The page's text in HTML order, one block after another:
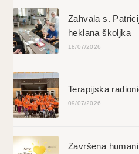
Zahvala s.
heklana školjka
18/07/2026
Terapijska
09/07/2026
Završena